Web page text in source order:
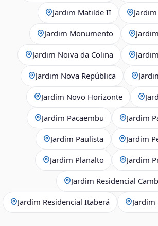
Jardim Matilde II
Jardim Monumento
Jardim Noiva da Colina
Jardim Nova República
Jardim Novo Horizonte
Jardim Pacaembu Jardim
Jardim Paulista Jardim
Jardim Planalto Jardim
Jardim Residencial
Jardim Residencial Itaberá Jardim